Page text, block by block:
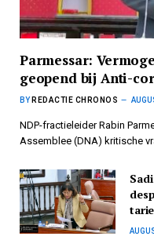
Parmessar:
geopend bij Anti-
BY REDACTIE CHRONOS
NDP-fractieleider Rabin
Assemblee (DNA) kritische